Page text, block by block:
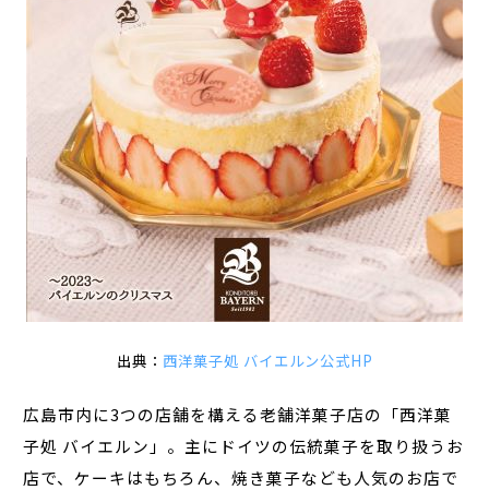
出典： 西洋菓子処 バイエルン公式HP
広島市内に3つの店舗を構える老舗洋菓子店の「西洋菓
子処 バイエルン」。主にドイツの伝統菓子を取り扱うお
店で、ケーキはもちろん、焼き菓子なども人気のお店で